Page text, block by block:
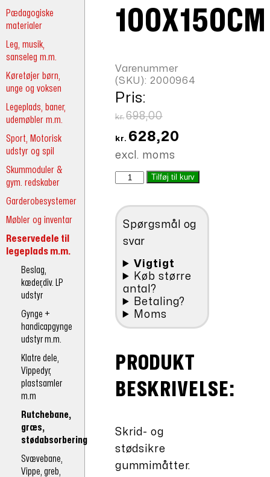
Pædagogiske
materialer
Leg, musik,
sanseleg m.m.
Køretøjer børn,
unge og voksen
Legeplads, baner,
udemøbler m.m.
Sport, Motorisk
udstyr og spil
Skummoduler &
gym. redskaber
Garderobesystemer
Møbler og inventar
Reservedele til
legeplads m.m.
Beslag,
kæder,div. LP
udstyr
Gynge +
handicapgynge
udstyr m.m.
Klatre dele,
Vippedyr,
plastsamler
m.m
Rutchebane,
græs,
stødabsorbering
Svævebane,
Vippe, greb,
100X150CM
Varenummer
(SKU): 2000964
Pris:
kr. 698,00Den
oprindelige
kr.698,00.
kr. 628,20
er:
excl. moms
Gummimåtte
100x150cm
antal
Tilføj til kurv
Spørgsmål og
svar
Vigtigt
Køb større
antal?
Betaling?
Moms
PRODUKT
BESKRIVELSE:
Skrid- og
stødsikre
gummimåtter.